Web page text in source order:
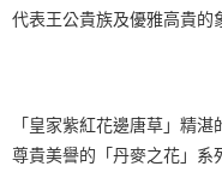
代表王公貴族及優雅高貴的
「皇家紫紅花邊唐草」精
尊貴美譽的「丹麥之花」系